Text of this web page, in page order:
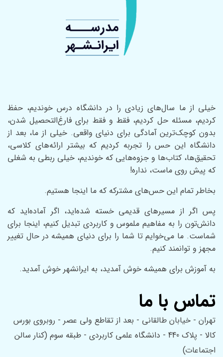
خیلی از ما سال‌های زیادی را در دانشگاه درس خوندیم، حفظ
کردیم، مسئله حل کردیم، فقط و فقط برای فارغ‌التحصیل شدن،
بدون کوچک‌ترین آمادگی برای دنیای واقعی. خیلی از ما، بعد از
دانشگاه این حس را تجربه کردیم که بیشتر ارائه‌های کلاسی،
تحقیق‌ها، کتاب‌ها و جزوه‌هایی که خوندیم، خیلی ربطی به شغلی
که پیش روی ماست، نداره!
بخاطر تمام این حس‌های مشترکه که ما اینجا هستیم.
پس اگر از مسیر‌های قدیمی خسته شده‌اید، اگر آماده‌اید که
دانش‌تون را به مفاهیم ملموس و کاربردی تبدیل کنیم، اینجا برای
شماست. ما می‌خوایم تا شما را برای دنیای همیشه در حال تغییر
مجهز و توانمند کنیم.
به آموزش برای همیشه خوش آمدید، به ایرانشهر خوش آمدید.
تماس با ما
تهران - خیابان طالقانی - بعد از تقاطع ولی عصر - روبروی بورس
کالا - پلاک 440 - دانشگاه علمی کاربردی - طبقه سوم (کنار سالن
اجتماعات)